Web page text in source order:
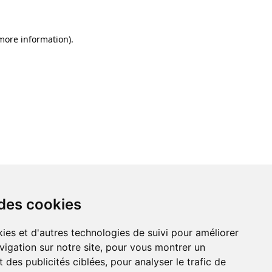
cookies
et d'autres technologies de suivi pour améliorer
sur notre site, pour vous montrer un
des publicités ciblées, pour analyser le trafic de
information).